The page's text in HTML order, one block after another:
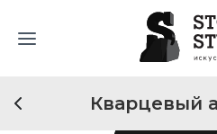
Кварцевый